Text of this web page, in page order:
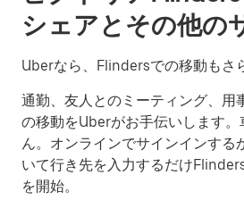
シェアとその他の
Uberなら、Flindersでの移動もさ
通勤、友人とのミーティング、用
の移動をUberがお手伝いします
ん。オンラインでサインインする
いて行き先を入力するだけ
を開始。